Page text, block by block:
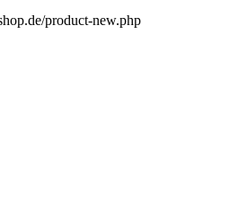
product-new.php